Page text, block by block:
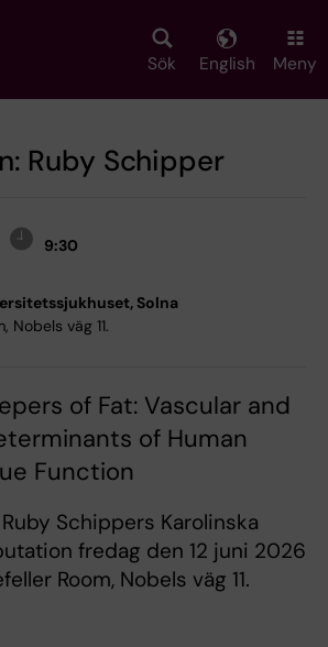
Sök English Meny
Ruby Schipper
9:30
Solna
Nobels väg 11.
of Fat: Vascular and
of Human
Function
Schippers Karolinska
fredag den 12 juni 2026
Room, Nobels väg 11.